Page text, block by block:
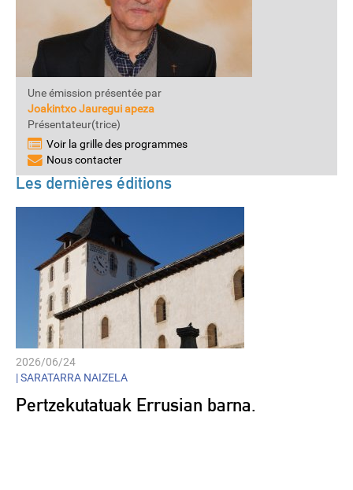
Une émission présentée par
Joakintxo Jauregui apeza
Présentateur(trice)
Voir la grille des programmes
Nous contacter
Les dernières éditions
2026/06/24
|SARATARRA NAIZELA
Pertzekutatuak Errusian barna.